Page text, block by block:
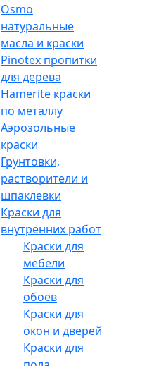
Osmo
натуральные
масла и краски
Pinotex пропитки
для дерева
Hamerite краски
по металлу
Аэрозольные
краски
Грунтовки,
растворители и
шпаклевки
Краски для
внутренних работ
Краски для
мебели
Краски для
обоев
Краски для
окон и дверей
Краски для